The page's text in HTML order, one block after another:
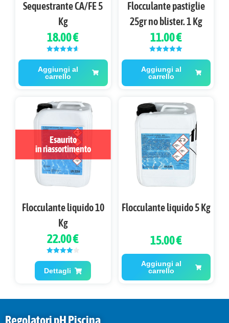
Sequestrante CA/FE 5
Kg
18.00 €
Aggiungi al
carrello
Flocculante pastiglie
25gr no blister. 1 Kg
11.00 €
Aggiungi al
carrello
Esaurito
Flocculante liquido 10
Kg
22.00 €
Dettagli
Flocculante liquido 5 Kg
15.00 €
Aggiungi al
carrello